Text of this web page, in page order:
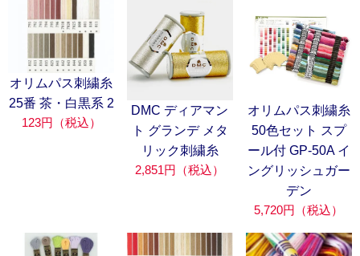
オリムパス刺繍糸
25番 茶・白黒系 2
123円（税込）
DMC ディアマン
ト グランデ メタ
リック刺繍糸
2,851円（税込）
オリムパス刺繍糸
50色セット スプ
ール付 GP-50A イ
ングリッシュガー
デン
5,720円（税込）